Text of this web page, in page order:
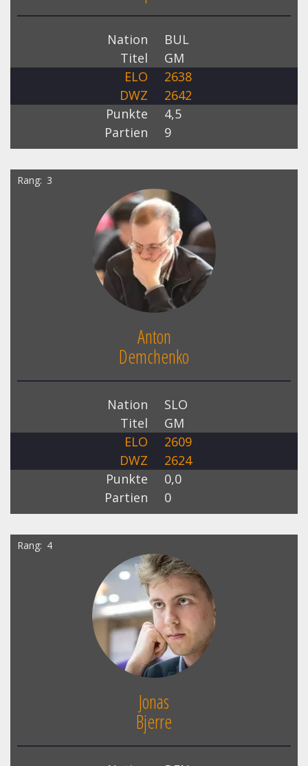
Nation
BUL
Titel
GM
ELO
2638
DWZ
2642
Punkte
4,5
Partien
9
Rang 3
Anton
Demchenko
Nation
SLO
Titel
GM
ELO
2609
DWZ
2624
Punkte
0,0
Partien
0
Rang 4
Jonas
Bjerre